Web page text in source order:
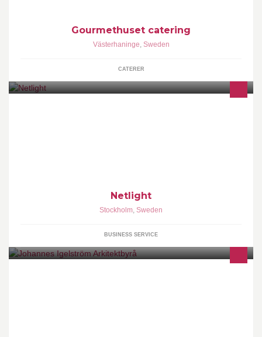
Gourmethuset catering
Västerhaninge, Sweden
CATERER
Netlight
Stockholm, Sweden
BUSINESS SERVICE